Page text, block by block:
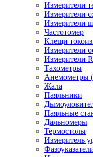
Измерители
Измерители
Измерители
Частотомер
Клещи
Измерители
Измерители
Тахометры
Анемометры
Жала
Паяльники
Паяльные
Дальномеры
Термостолы
Измеритель